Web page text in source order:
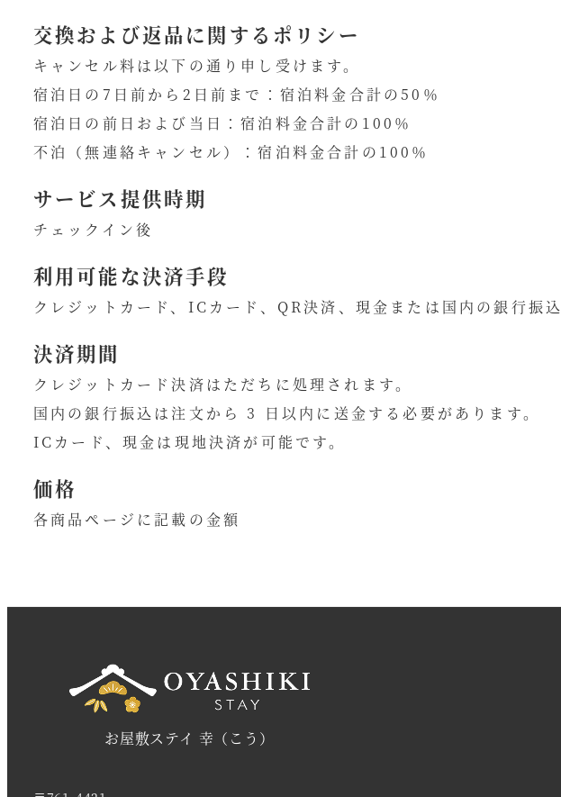
交換および返品に関するポリシー
キャンセル料は以下の通り申し受けます。
宿泊日の7日前から2日前まで：宿泊料金合計の50％
宿泊日の前日および当日：宿泊料金合計の100％
不泊（無連絡キャンセル）：宿泊料金合計の100％
サービス提供時期
チェックイン後
利用可能な決済手段
クレジットカード、ICカード、QR決済、現金または国内の銀行振込
決済期間
クレジットカード決済はただちに処理されます。
国内の銀行振込は注文から 3 日以内に送金する必要があります。
ICカード、現金は現地決済が可能です。
価格
各商品ページに記載の金額
お屋敷ステイ 幸（こう）